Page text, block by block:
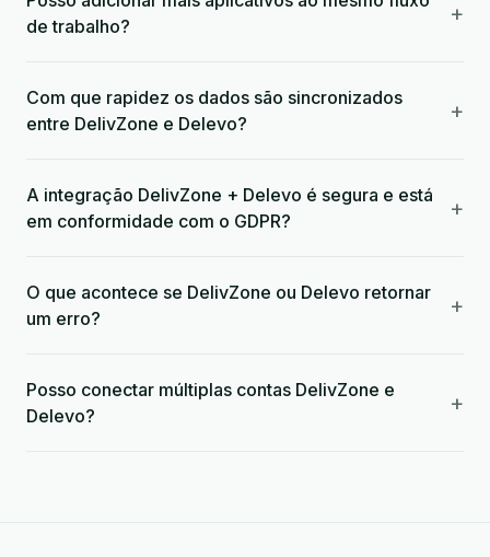
de trabalho?
+
Com que rapidez os dados são sincronizados
entre DelivZone e Delevo?
+
A integração DelivZone + Delevo é segura e está
em conformidade com o GDPR?
+
O que acontece se DelivZone ou Delevo retornar
um erro?
+
Posso conectar múltiplas contas DelivZone e
Delevo?
+